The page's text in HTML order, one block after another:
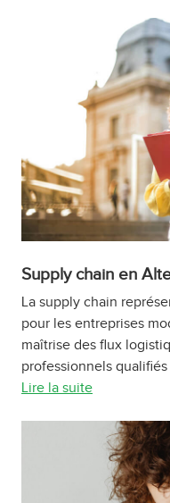
Supply chain en
La supply chain
pour les entreprises
maîtrise des flux
professionnels qualifiés
Lire la suite